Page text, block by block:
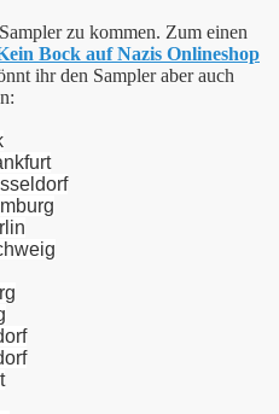
zu kommen. Zum einen
Bock auf Nazis Onlineshop
ihr den Sampler aber auch